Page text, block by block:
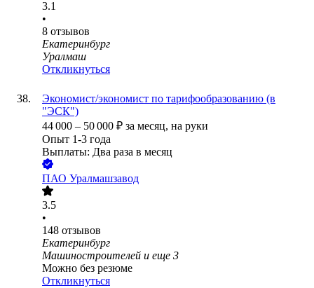
3.1
•
8 отзывов
Екатеринбург
Уралмаш
Откликнуться
Экономист/экономист по тарифообразованию (в
"ЭСК")
44 000 – 50 000 ₽ за месяц, на руки
Опыт 1-3 года
Выплаты: Два раза в месяц
ПАО Уралмашзавод
3.5
•
148 отзывов
Екатеринбург
Машиностроителей и еще 3
Можно без резюме
Откликнуться